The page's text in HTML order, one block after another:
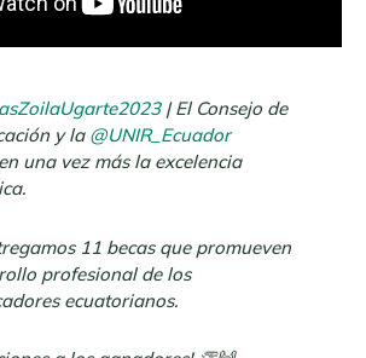
| El Consejo de
y la @UNIR_Ecuador
una vez más la excelencia
11 becas que promueven
profesional de los
ecuatorianos.